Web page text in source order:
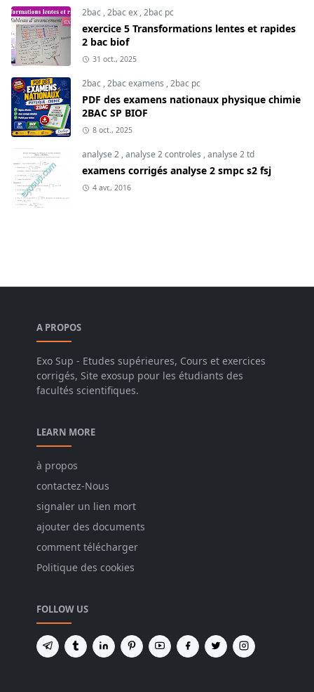
2bac ,2bac ex ,2bac pc
exercice 5 Transformations lentes et rapides
2 bac biof
31 oct., 2025
2bac ,2bac examens ,2bac pc
PDF des examens nationaux physique chimie
2BAC SP BIOF
8 oct., 2025
analyse 2 ,analyse 2 controles ,analyse 2 td
examens corrigés analyse 2 smpc s2 fsj
4 avr., 2016
A PROPOS
Exo Sup - Etudes supérieures, Cours et exercices
corrigés, Site exosup pour les étudiants des
facultés scientifiques.
LEARN MORE
à propos
contactez-Nous
signaler un lien mort
ajouter des documents
comment télécharger
Politique des cookies
FOLLOW US